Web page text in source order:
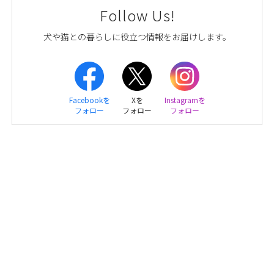
Follow Us!
犬や猫との暮らしに役立つ情報をお届けします。
Facebookを
フォロー
Xを
フォロー
Instagramを
フォロー